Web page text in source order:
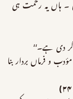
۔ ہاں یہ رحمت ہی
دی ہے۔‘‘
و فرماں بردار بنا